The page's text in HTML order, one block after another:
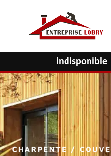
indisponible